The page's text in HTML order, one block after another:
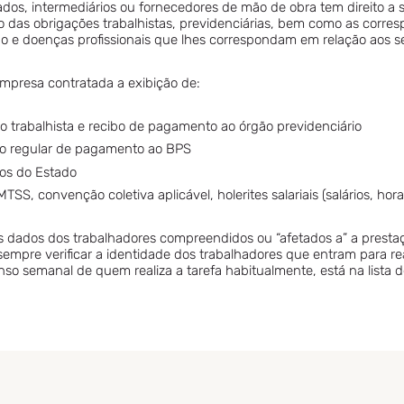
intermediários ou fornecedores de mão de obra tem direito a
obrigações trabalhistas, previdenciárias, bem como as
doenças profissionais que lhes correspondam em relação aos
contratada a exibição de:
trabalhista e recibo de pagamento ao órgão previdenciário
regular de pagamento ao BPS
do Estado
convenção coletiva aplicável, holerites salariais (salários,
dos trabalhadores compreendidos ou “afetados a” a
verificar a identidade dos trabalhadores que entram para
semanal de quem realiza a tarefa habitualmente, está na lista